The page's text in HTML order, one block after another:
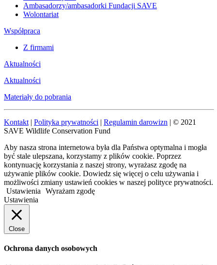
Ambasadorzy/ambasadorki Fundacji SAVE
Wolontariat
Współpraca
Z firmami
Aktualności
Aktualności
Materiały do pobrania
Kontakt | Polityka prywatności | Regulamin darowizn | © 2021
SAVE Wildlife Conservation Fund
Aby nasza strona internetowa była dla Państwa optymalna i mogła
być stale ulepszana, korzystamy z plików cookie. Poprzez
kontynuację korzystania z naszej strony, wyrażasz zgodę na
używanie plików cookie. Dowiedz się więcej o celu używania i
możliwości zmiany ustawień cookies w naszej polityce prywatności.
Ustawienia
Wyrażam zgodę
Ustawienia
Close
Ochrona danych osobowych